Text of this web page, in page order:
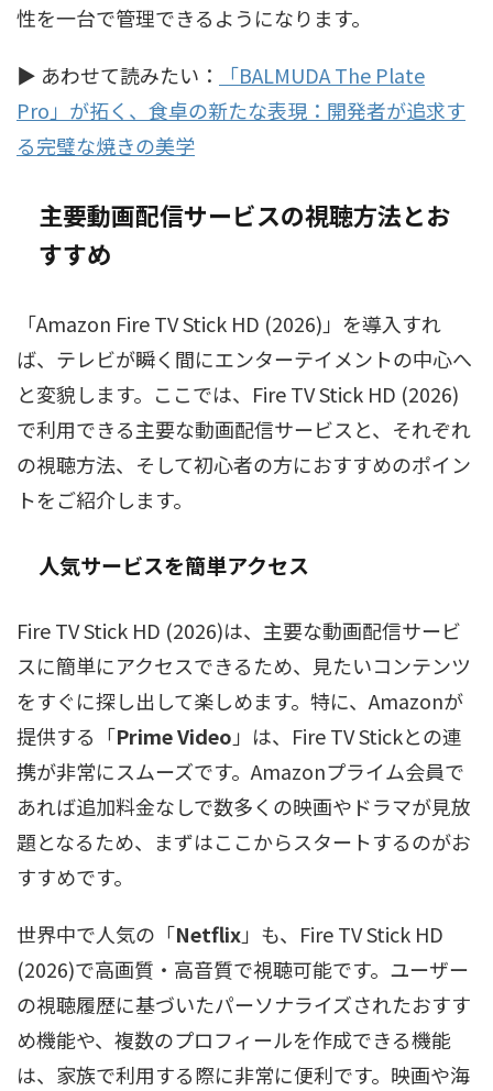
性を一台で管理できるようになります。
▶ あわせて読みたい：
「BALMUDA The Plate
Pro」が拓く、食卓の新たな表現：開発者が追求す
る完璧な焼きの美学
主要動画配信サービスの視聴方法とお
すすめ
「Amazon Fire TV Stick HD (2026)」を導入すれ
ば、テレビが瞬く間にエンターテイメントの中心へ
と変貌します。ここでは、Fire TV Stick HD (2026)
で利用できる主要な動画配信サービスと、それぞれ
の視聴方法、そして初心者の方におすすめのポイン
トをご紹介します。
人気サービスを簡単アクセス
Fire TV Stick HD (2026)は、主要な動画配信サービ
スに簡単にアクセスできるため、見たいコンテンツ
をすぐに探し出して楽しめます。特に、Amazonが
提供する「Prime Video」は、Fire TV Stickとの連
携が非常にスムーズです。Amazonプライム会員で
あれば追加料金なしで数多くの映画やドラマが見放
題となるため、まずはここからスタートするのがお
すすめです。
世界中で人気の「Netflix」も、Fire TV Stick HD
(2026)で高画質・高音質で視聴可能です。ユーザー
の視聴履歴に基づいたパーソナライズされたおすす
め機能や、複数のプロフィールを作成できる機能
は、家族で利用する際に非常に便利です。映画や海